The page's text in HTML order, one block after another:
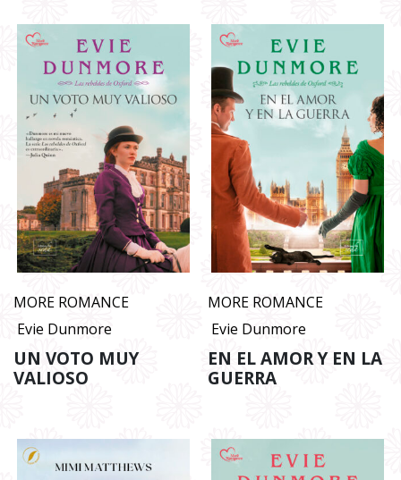
MORE ROMANCE
Evie Dunmore
UN VOTO MUY
VALIOSO
MORE ROMANCE
Evie Dunmore
EN EL AMOR Y EN LA
GUERRA